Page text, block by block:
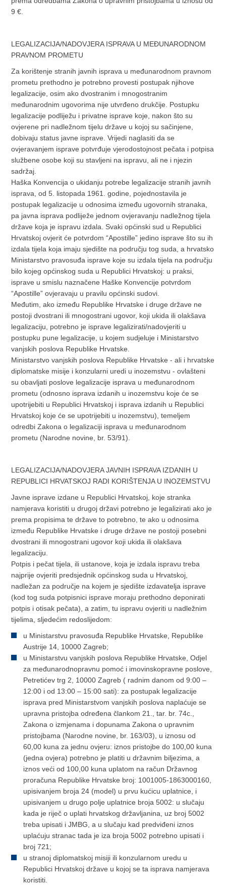
9 €.
LEGALIZACIJA/NADOVJERA ISPRAVA U MEĐUNARODNOM
PRAVNOM PROMETU
Za korištenje stranih javnih isprava u međunarodnom pravnom
prometu prethodno je potrebno provesti postupak njihove
legalizacije, osim ako dvostranim i mnogostranim
međunarodnim ugovorima nije utvrđeno drukčije. Postupku
legalizacije podliježu i privatne isprave koje, nakon što su
ovjerene pri nadležnom tijelu države u kojoj su sačinjene,
dobivaju status javne isprave. Vrijedi naglasiti da se
ovjeravanjem isprave potvrđuje vjerodostojnost pečata i potpisa
službene osobe koji su stavljeni na ispravu, ali ne i njezin
sadržaj.
Haška Konvencija o ukidanju potrebe legalizacije stranih javnih
isprava, od 5. listopada 1961. godine, pojednostavila je
postupak legalizacije u odnosima između ugovornih stranaka,
pa javna isprava podliježe jednom ovjeravanju nadležnog tijela
države koja je ispravu izdala. Svaki općinski sud u Republici
Hrvatskoj ovjerit će potvrdom “Apostille” jedino isprave što su ih
izdala tijela koja imaju sjedište na području tog suda, a hrvatsko
Ministarstvo pravosuđa isprave koje su izdala tijela na području
bilo kojeg općinskog suda u Republici Hrvatskoj: u praksi,
isprave u smislu naznačene Haške Konvencije potvrdom
“Apostille” ovjeravaju u pravilu općinski sudovi.
Međutim, ako između Republike Hrvatske i druge države ne
postoji dvostrani ili mnogostrani ugovor, koji ukida ili olakšava
legalizaciju, potrebno je isprave legalizirati/nadovjeriti u
postupku pune legalizacije, u kojem sudjeluje i Ministarstvo
vanjskih poslova Republike Hrvatske.
Ministarstvo vanjskih poslova Republike Hrvatske - ali i hrvatske
diplomatske misije i konzularni uredi u inozemstvu - ovlašteni
su obavljati poslove legalizacije isprava u međunarodnom
prometu (odnosno isprava izdanih u inozemstvu koje će se
upotrijebiti u Republici Hrvatskoj i isprava izdanih u Republici
Hrvatskoj koje će se upotrijebiti u inozemstvu), temeljem
odredbi Zakona o legalizaciji isprava u međunarodnom
prometu (Narodne novine, br. 53/91).
LEGALIZACIJA/NADOVJERA JAVNIH ISPRAVA IZDANIH U
REPUBLICI HRVATSKOJ RADI KORIŠTENJA U INOZEMSTVU
Javne isprave izdane u Republici Hrvatskoj, koje stranka
namjerava koristiti u drugoj državi potrebno je legalizirati ako je
prema propisima te države to potrebno, te ako u odnosima
između Republike Hrvatske i druge države ne postoji posebni
dvostrani ili mnogostrani ugovor koji ukida ili olakšava
legalizaciju.
Potpis i pečat tijela, ili ustanove, koja je izdala ispravu treba
najprije ovjeriti predsjednik općinskog suda u Hrvatskoj,
nadležan za područje na kojem je sjedište izdavatelja isprave
(kod tog suda potpisnici isprave moraju prethodno deponirati
potpis i otisak pečata), a zatim, tu ispravu ovjeriti u nadležnim
tijelima, sljedećim redoslijedom:
u Ministarstvu pravosuđa Republike Hrvatske, Republike
Austrije 14, 10000 Zagreb;
u Ministarstvu vanjskih poslova Republike Hrvatske, Odjel
za međunarodnopravnu pomoć i imovinskopravne poslove,
Petretićev trg 2, 10000 Zagreb ( radnim danom od 9:00 –
12:00 i od 13:00 – 15:00 sati): za postupak legalizacije
isprava pred Ministarstvom vanjskih poslova naplaćuje se
upravna pristojba određena člankom 21., tar. br. 74c.,
Zakona o izmjenama i dopunama Zakona o upravnim
pristojbama (Narodne novine, br. 163/03), u iznosu od
60,00 kuna za jednu ovjeru: iznos pristojbe do 100,00 kuna
(jedna ovjera) potrebno je platiti u državnim biljezima, a
iznos veći od 100,00 kuna uplatom na račun Državnog
proračuna Republike Hrvatske broj: 1001005-1863000160,
upisivanjem broja 24 (model) u prvu kućicu uplatnice, i
upisivanjem u drugo polje uplatnice broja 5002: u slučaju
kada je riječ o uplati hrvatskog državljanina, uz broj 5002
treba upisati i JMBG, a u slučaju kad predviđeni iznos
uplaćuju stranac tada je iza broja 5002 potrebno upisati i
broj 721;
u stranoj diplomatskoj misiji ili konzularnom uredu u
Republici Hrvatskoj države u kojoj se ta isprava namjerava
koristiti.